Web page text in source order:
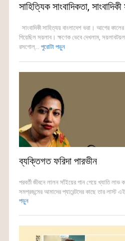
সাহিত্যিক সাংবাদিকতা,
সাংবাদিকী সাহিত্যয় বাংলাদেশ ভরা। আগের
গিয়েছিল সয়লাব। ক্ষণেক ভেবে দেখলাম,
রসগোল্... পুরোটা পড়ুন
ব্যক্তিগত ফরিদা পারভীন
পরবর্তী জীবনে লালন সাঁইয়ের গান গেয়ে খ্যাতি
সমপ্রজন্মের আমাদের প্যারেন্টদের কাছে তার লাস্ট
পড়ুন